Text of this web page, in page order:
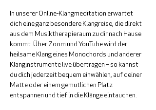
In unserer Online-Klangmeditation erwartet
dich eine ganz besondere Klangreise, die direkt
aus dem Musiktherapieraum zu dir nach Hause
kommt. Über Zoom und YouTube wird der
heilsame Klang eines Monochords und anderer
Klanginstrumente live übertragen – so kannst
du dich jederzeit bequem einwählen, auf deiner
Matte oder einem gemütlichen Platz
entspannen und tief in die Klänge eintauchen.